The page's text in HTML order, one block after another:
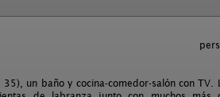
un baño y cocina-comedor-salón con TV.